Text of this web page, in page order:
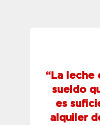
“La leche
sueldo
es
alquiler
Iglesia
alimentar a